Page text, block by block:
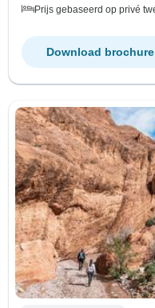
Prijs gebaseerd op privé
Download brochure